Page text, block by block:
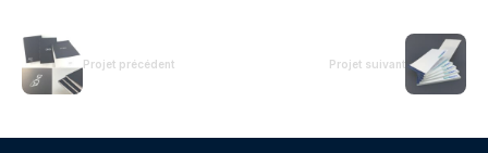
Projet précédent Projet suivant